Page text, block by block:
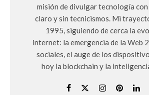
misión de divulgar tecnología
claro y sin tecnicismos. Mi
1995, siguiendo de cerca la
internet: la emergencia de la Web
sociales, el auge de los
hoy la blockchain y la